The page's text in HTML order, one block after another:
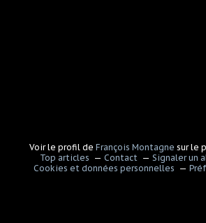
Voir le profil deFrançois Montagne sur le
Top articles
Contact Signaler un
Cookies et données personnelles